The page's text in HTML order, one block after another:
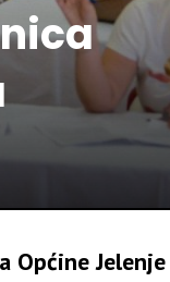
Općine Jelenje